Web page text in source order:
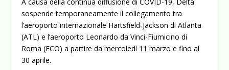
sospende temporaneamente il collegamento tra
l’aeroporto internazionale Hartsfield-Jackson di Atlanta
(ATL) e l’aeroporto Leonardo da Vinci-Fiumicino di
Roma (FCO) a partire da mercoledì 11 marzo e fino al
30 aprile.